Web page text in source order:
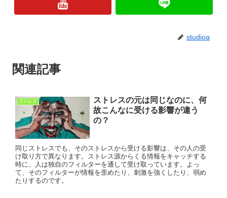
studioa
関連記事
ストレス
ストレスの元は同じなのに、何
故こんなに受ける影響が違う
の？
同じストレスでも、そのストレスから受ける影響は、その人の受
け取り方で異なります。ストレス源からくる情報をキャッチする
時に、人は独自のフィルターを通して受け取っています。よっ
て、そのフィルターが情報を歪めたり、刺激を強くしたり、弱め
たりするのです。